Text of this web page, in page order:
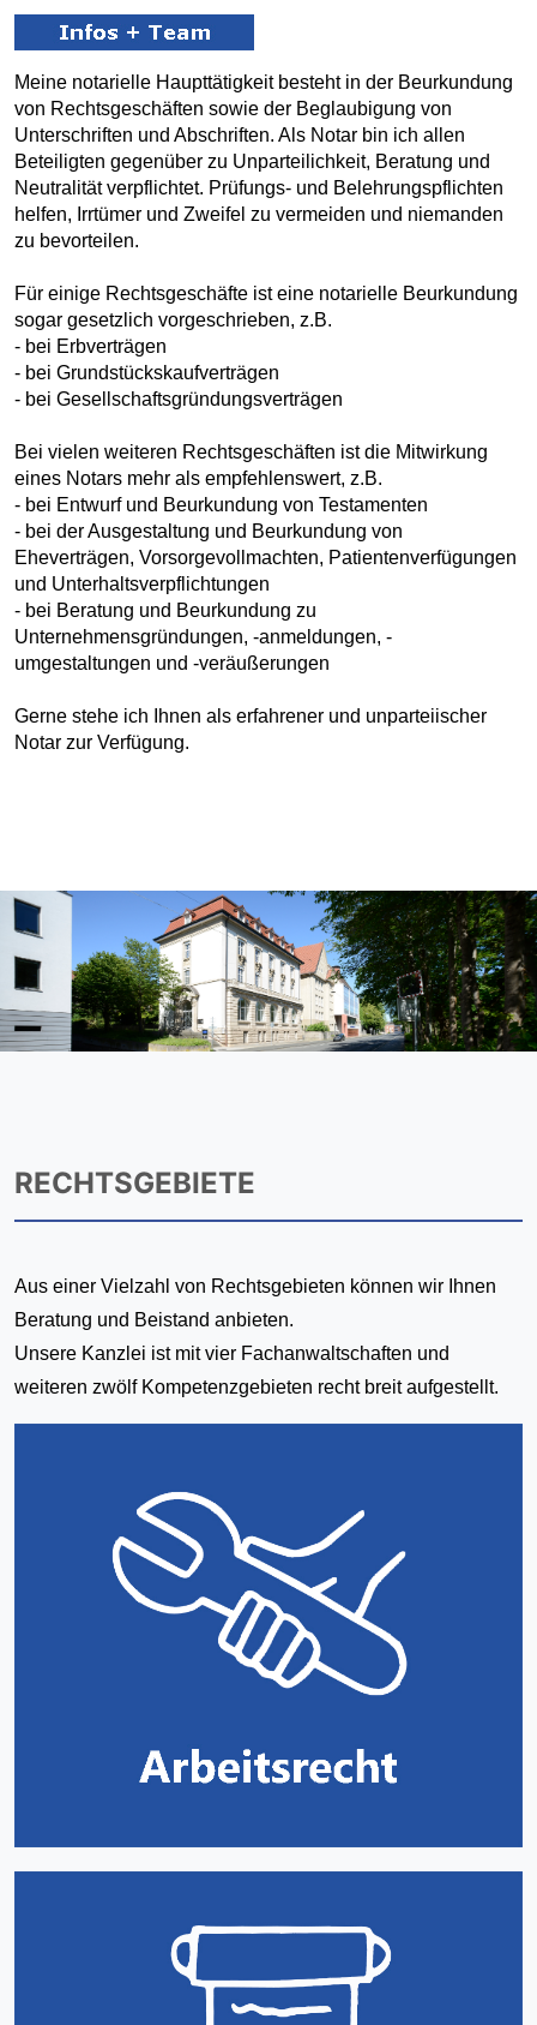
Meine notarielle Haupttätigkeit besteht in der Beurkundung
von Rechtsgeschäften sowie der Beglaubigung von
Unterschriften und Abschriften. Als Notar bin ich allen
Beteiligten gegenüber zu Unparteilichkeit, Beratung und
Neutralität verpflichtet. Prüfungs- und Belehrungspflichten
helfen, Irrtümer und Zweifel zu vermeiden und niemanden
zu bevorteilen.
Für einige Rechtsgeschäfte ist eine notarielle Beurkundung
sogar gesetzlich vorgeschrieben, z.B.
- bei Erbverträgen
- bei Grundstückskaufverträgen
- bei Gesellschaftsgründungsverträgen
Bei vielen weiteren Rechtsgeschäften ist die Mitwirkung
eines Notars mehr als empfehlenswert, z.B.
- bei Entwurf und Beurkundung von Testamenten
- bei der Ausgestaltung und Beurkundung von
Eheverträgen, Vorsorgevollmachten, Patientenverfügungen
und Unterhaltsverpflichtungen
- bei Beratung und Beurkundung zu
Unternehmensgründungen, -anmeldungen, -
umgestaltungen und -veräußerungen
Gerne stehe ich Ihnen als erfahrener und unparteiischer
Notar zur Verfügung.
RECHTSGEBIETE
Aus einer Vielzahl von Rechtsgebieten können wir Ihnen
Beratung und Beistand anbieten.
Unsere Kanzlei ist mit vier Fachanwaltschaften und
weiteren zwölf Kompetenzgebieten recht breit aufgestellt.